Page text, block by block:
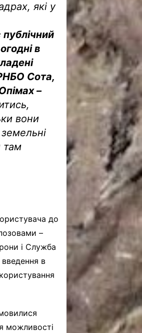
які у
в
Сота,
–
вони
там
до
позовами–
і Служба
в
можливості